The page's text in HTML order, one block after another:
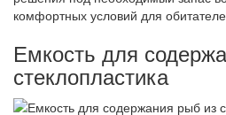
комфортных условий для
Емкость для
стеклопластика